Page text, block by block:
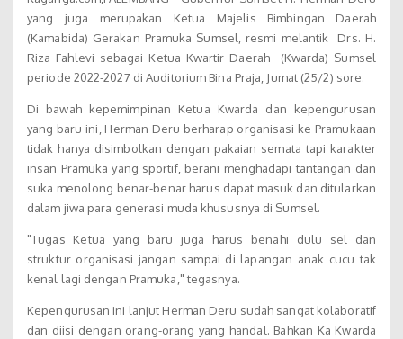
yang juga merupakan Ketua Majelis Bimbingan Daerah
(Kamabida) Gerakan Pramuka Sumsel, resmi melantik Drs. H.
Riza Fahlevi sebagai Ketua Kwartir Daerah (Kwarda) Sumsel
periode 2022-2027 di Auditorium Bina Praja, Jumat (25/2) sore.
Di bawah kepemimpinan Ketua Kwarda dan kepengurusan
yang baru ini, Herman Deru berharap organisasi ke Pramukaan
tidak hanya disimbolkan dengan pakaian semata tapi karakter
insan Pramuka yang sportif, berani menghadapi tantangan dan
suka menolong benar-benar harus dapat masuk dan ditularkan
dalam jiwa para generasi muda khususnya di Sumsel.
"Tugas Ketua yang baru juga harus benahi dulu sel dan
struktur organisasi jangan sampai di lapangan anak cucu tak
kenal lagi dengan Pramuka," tegasnya.
Kepengurusan ini lanjut Herman Deru sudah sangat kolaboratif
dan diisi dengan orang-orang yang handal. Bahkan Ka Kwarda